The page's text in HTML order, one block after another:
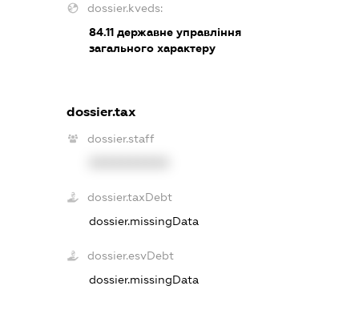
dossier.kveds:
84.11 державне управління
загального характеру
dossier.tax
dossier.staff
dossier.taxDebt
dossier.missingData
dossier.esvDebt
dossier.missingData